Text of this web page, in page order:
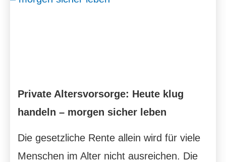
Private Alters­vorsorge: Heute klug
handeln – morgen sicher leben
Die gesetzliche Rente allein wird für viele
Menschen im Alter nicht ausreichen. Die